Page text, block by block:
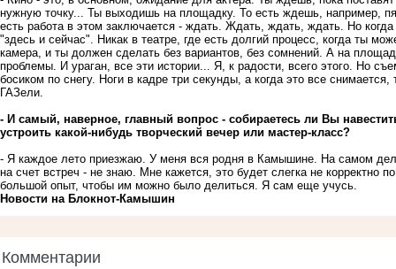
нужную точку... Ты выходишь на площадку. То есть ждешь, например,
есть работа в этом заключается - ждать. Ждать, ждать, ждать. Но
"здесь и сейчас". Никак в театре, где есть долгий процесс, когда ты
камера, и ты должен сделать без вариантов, без сомнений. А на
проблемы. И ураган, все эти истории... Я, к радости, всего этого. Но
босиком по снегу. Ноги в кадре три секунды, а когда это все
ГАЗели.
- И самый, наверное, главный вопрос - собираетесь ли Вы
устроить какой-нибудь творческий вечер или мастер-класс?
- Я каждое лето приезжаю. У меня вся родня в Камышине. На самом
на счет встреч - не знаю. Мне кажется, это будет слегка не корректно
большой опыт, чтобы им можно было делиться. Я сам еще учусь.
Новости на Блoкнoт-Камышин
Комментарии